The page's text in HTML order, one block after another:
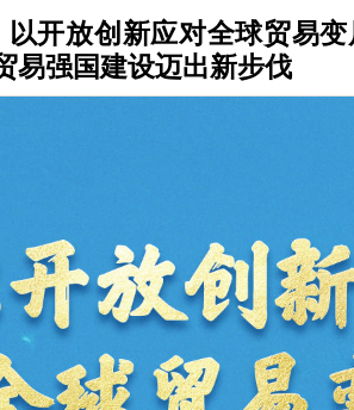
以开放创新应对全球贸易
易强国建设迈出新步伐